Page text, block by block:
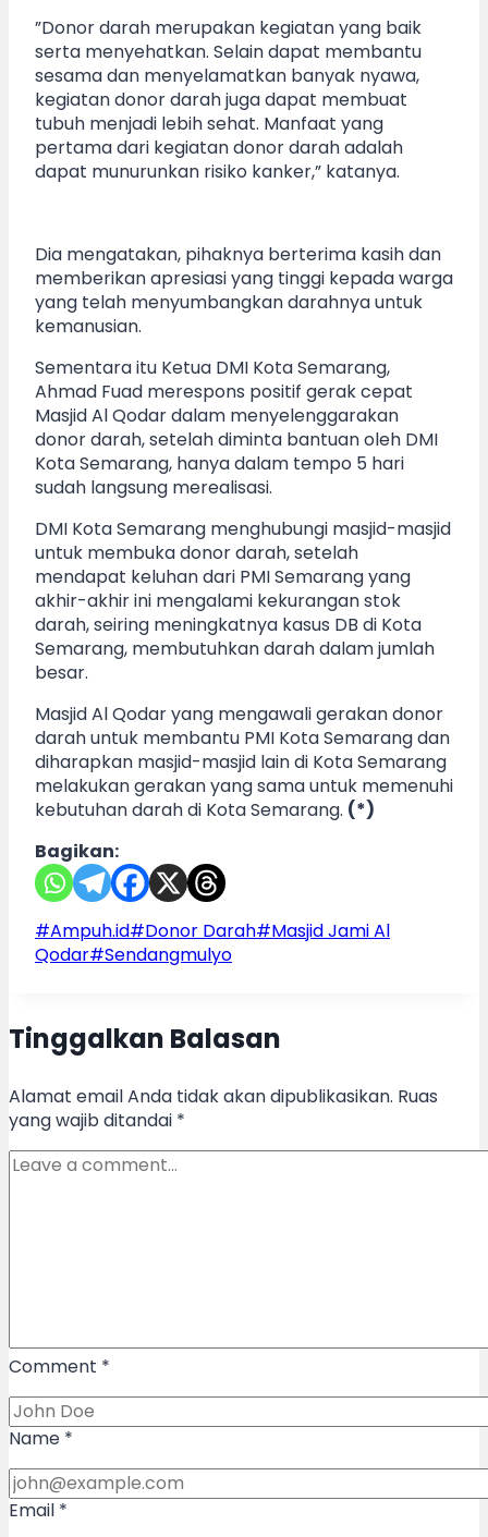
”Donor darah merupakan kegiatan yang baik
serta menyehatkan. Selain dapat membantu
sesama dan menyelamatkan banyak nyawa,
kegiatan donor darah juga dapat membuat
tubuh menjadi lebih sehat. Manfaat yang
pertama dari kegiatan donor darah adalah
dapat munurunkan risiko kanker,” katanya.
Dia mengatakan, pihaknya berterima kasih dan
memberikan apresiasi yang tinggi kepada warga
yang telah menyumbangkan darahnya untuk
kemanusian.
Sementara itu Ketua DMI Kota Semarang,
Ahmad Fuad merespons positif gerak cepat
Masjid Al Qodar dalam menyelenggarakan
donor darah, setelah diminta bantuan oleh DMI
Kota Semarang, hanya dalam tempo 5 hari
sudah langsung merealisasi.
DMI Kota Semarang menghubungi masjid-masjid
untuk membuka donor darah, setelah
mendapat keluhan dari PMI Semarang yang
akhir-akhir ini mengalami kekurangan stok
darah, seiring meningkatnya kasus DB di Kota
Semarang, membutuhkan darah dalam jumlah
besar.
Masjid Al Qodar yang mengawali gerakan donor
darah untuk membantu PMI Kota Semarang dan
diharapkan masjid-masjid lain di Kota Semarang
melakukan gerakan yang sama untuk memenuhi
kebutuhan darah di Kota Semarang. (*)
Bagikan:
Post
Tags:
#Ampuh.id#Donor Darah#Masjid Jami Al
Qodar#Sendangmulyo
Tinggalkan Balasan
Alamat email Anda tidak akan dipublikasikan. Ruas
yang wajib ditandai *
Comment *
Name *
Email *